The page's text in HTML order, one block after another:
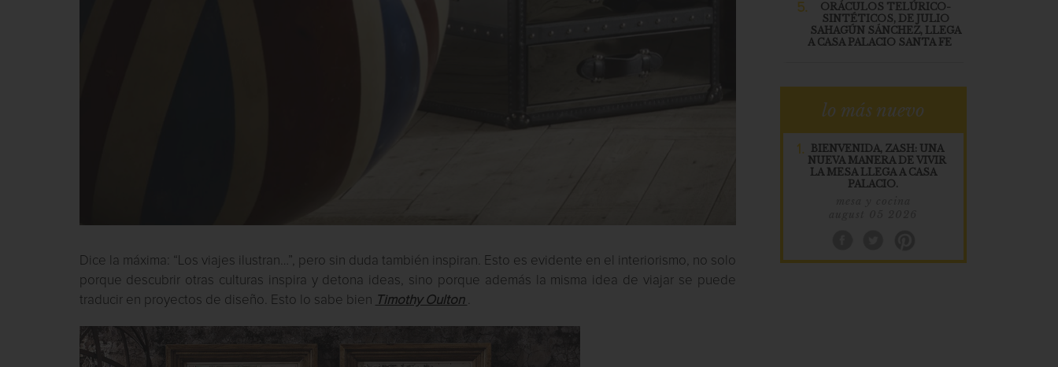
Dice la máxima: “Los viajes ilustran…”, pero sin duda también inspiran. Esto es evidente en el interiorismo, no solo
porque descubrir otras culturas inspira y detona ideas, sino porque además la misma idea de viajar se puede
traducir en proyectos de diseño. Esto lo sabe bien Timothy Oulton .
5.
ORÁCULOS TELÚRICO-
SINTÉTICOS, DE JULIO
SAHAGÚN SÁNCHEZ, LLEGA
A CASA PALACIO SANTA FE
lo más nuevo
1.
BIENVENIDA, ZASH: UNA
NUEVA MANERA DE VIVIR
LA MESA LLEGA A CASA
PALACIO.